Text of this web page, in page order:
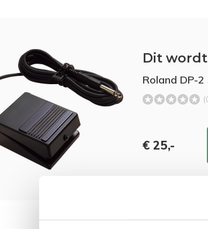
Dit
Roland DP-
€ 25,-